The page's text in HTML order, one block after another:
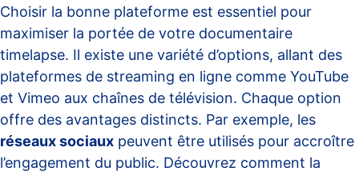
Choisir la bonne plateforme est essentiel pour
maximiser la portée de votre documentaire
timelapse. Il existe une variété d’options, allant des
plateformes de streaming en ligne comme YouTube
et Vimeo aux chaînes de télévision. Chaque option
offre des avantages distincts. Par exemple, les
réseaux sociaux peuvent être utilisés pour accroître
l’engagement du public. Découvrez comment la